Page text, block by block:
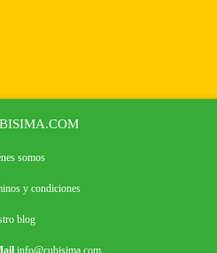
somos
y condiciones
blog
info@cubisima.com